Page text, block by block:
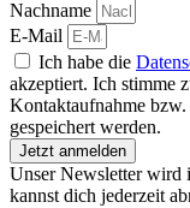
Nachname
E-Mail
Ich habe die
akzeptiert. Ich stimme
Kontaktaufnahme
gespeichert werden.
Jetzt anmelden
Unser Newsletter wird
kannst dich jederzeit